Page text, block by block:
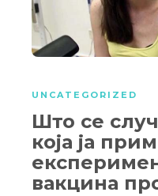
UNCATEGORIZED
Што се
која ја
вакцина